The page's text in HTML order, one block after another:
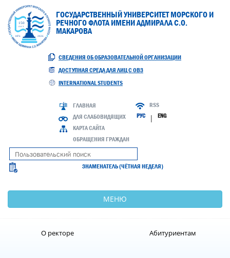
ГОСУДАРСТВЕННЫЙ УНИВЕРСИТЕТ МОРСКОГО И
РЕЧНОГО ФЛОТА ИМЕНИ АДМИРАЛА С.О.
МАКАРОВА
СВЕДЕНИЯ ОБ ОБРАЗОВАТЕЛЬНОЙ ОРГАНИЗАЦИИ
ДОСТУПНАЯ СРЕДА ДЛЯ ЛИЦ С ОВЗ
INTERNATIONAL STUDENTS
ГЛАВНАЯ
ДЛЯ СЛАБОВИДЯЩИХ
КАРТА САЙТА
ОБРАЩЕНИЯ ГРАЖДАН
RSS
РУС | ENG
ЗНАМЕНАТЕЛЬ (ЧЁТНАЯ НЕДЕЛЯ)
МЕНЮ
О ректоре Абитуриентам